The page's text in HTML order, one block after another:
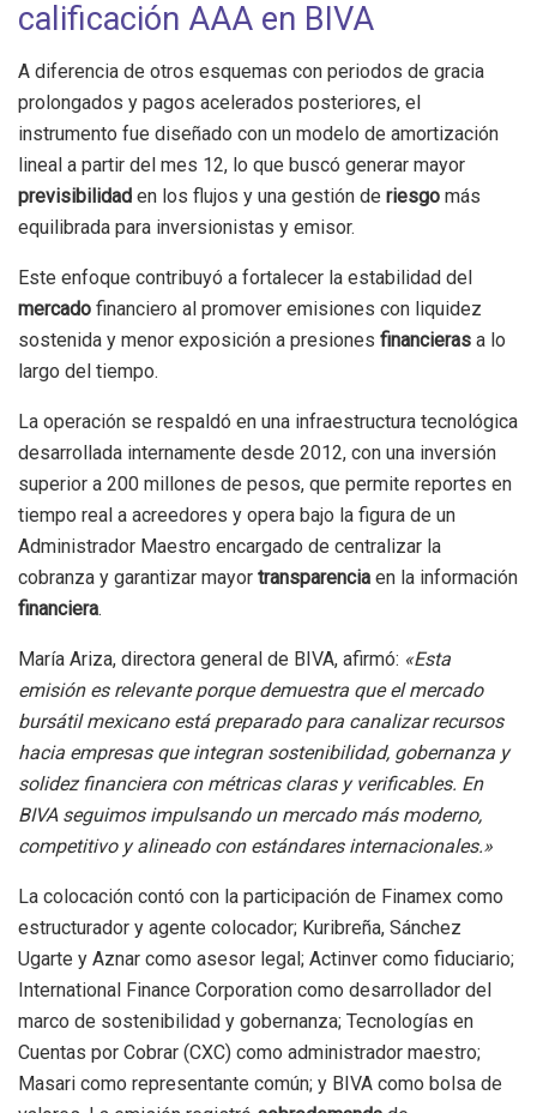
calificación AAA en BIVA
A diferencia de otros esquemas con periodos de gracia
prolongados y pagos acelerados posteriores, el
instrumento fue diseñado con un modelo de amortización
lineal a partir del mes 12, lo que buscó generar mayor
previsibilidad en los flujos y una gestión de riesgo más
equilibrada para inversionistas y emisor.
Este enfoque contribuyó a fortalecer la estabilidad del
mercado financiero al promover emisiones con liquidez
sostenida y menor exposición a presiones financieras a lo
largo del tiempo.
La operación se respaldó en una infraestructura tecnológica
desarrollada internamente desde 2012, con una inversión
superior a 200 millones de pesos, que permite reportes en
tiempo real a acreedores y opera bajo la figura de un
Administrador Maestro encargado de centralizar la
cobranza y garantizar mayor transparencia en la información
financiera.
María Ariza, directora general de BIVA, afirmó: «Esta
emisión es relevante porque demuestra que el mercado
bursátil mexicano está preparado para canalizar recursos
hacia empresas que integran sostenibilidad, gobernanza y
solidez financiera con métricas claras y verificables. En
BIVA seguimos impulsando un mercado más moderno,
competitivo y alineado con estándares internacionales.»
La colocación contó con la participación de Finamex como
estructurador y agente colocador; Kuribreña, Sánchez
Ugarte y Aznar como asesor legal; Actinver como fiduciario;
International Finance Corporation como desarrollador del
marco de sostenibilidad y gobernanza; Tecnologías en
Cuentas por Cobrar (CXC) como administrador maestro;
Masari como representante común; y BIVA como bolsa de